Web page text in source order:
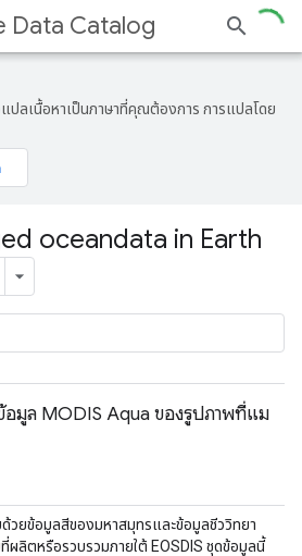
Data Catalog
แปลเนื้อหาเป็นภาษาที่คุณต้องการ การแปลโดย
oceandata in Earth
อมูล MODIS Aqua ของรูปภาพที่แม
วยข้อมูลสีของมหาสมุทรและข้อมูลชีววิทยา
ผลิตหรือรวบรวมภายใต้ EOSDIS ชุดข้อมูลนี้